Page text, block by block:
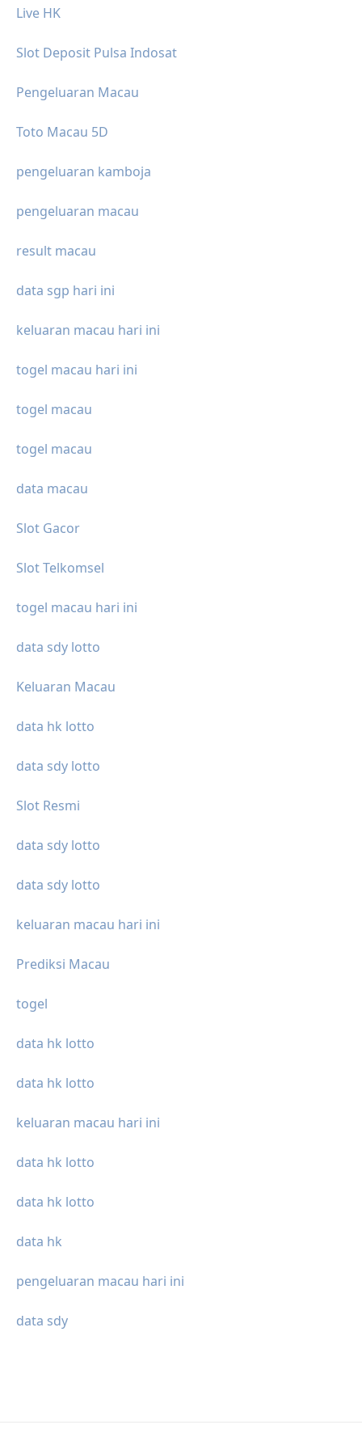
Live HK
Slot Deposit Pulsa Indosat
Pengeluaran Macau
Toto Macau 5D
pengeluaran kamboja
pengeluaran macau
result macau
data sgp hari ini
keluaran macau hari ini
togel macau hari ini
togel macau
togel macau
data macau
Slot Gacor
Slot Telkomsel
togel macau hari ini
data sdy lotto
Keluaran Macau
data hk lotto
data sdy lotto
Slot Resmi
data sdy lotto
data sdy lotto
keluaran macau hari ini
Prediksi Macau
togel
data hk lotto
data hk lotto
keluaran macau hari ini
data hk lotto
data hk lotto
data hk
pengeluaran macau hari ini
data sdy